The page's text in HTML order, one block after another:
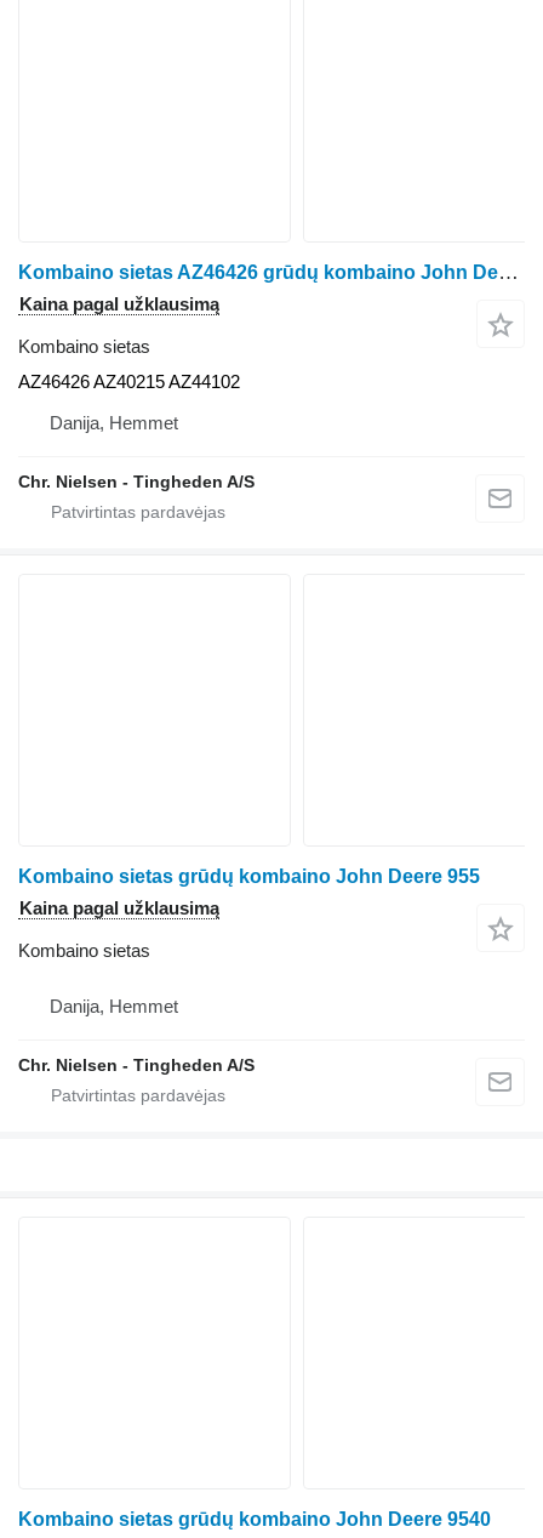
Kombaino sietas AZ46426 grūdų kombaino John Deere 1177
Kaina pagal užklausimą
Kombaino sietas
AZ46426 AZ40215 AZ44102
Danija, Hemmet
Chr. Nielsen - Tingheden A/S
Kombaino sietas grūdų kombaino John Deere 955
Kaina pagal užklausimą
Kombaino sietas
Danija, Hemmet
Chr. Nielsen - Tingheden A/S
Kombaino sietas grūdų kombaino John Deere 9540